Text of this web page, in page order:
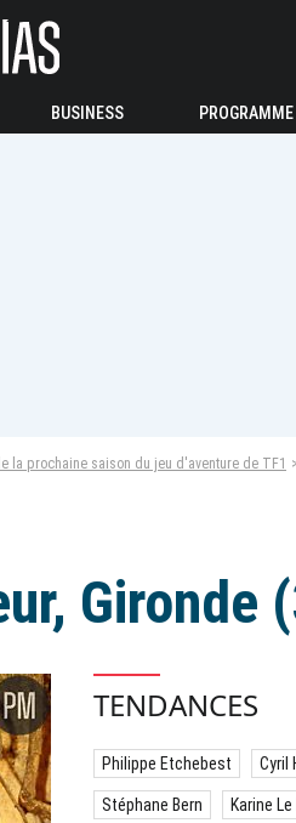
BUSINESS
la prochaine saison du jeu d'aventure de TF1
Gironde
TENDANCES
Philippe Etchebest Cyril
Stéphane Bern Karine